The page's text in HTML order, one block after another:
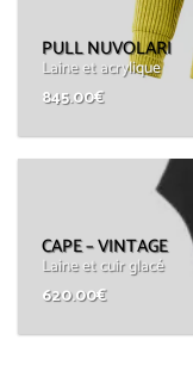
PULL NUVOLARI
Laine et acrylique
845.00€
CAPE – VINTAGE
Laine et cuir glacé
620.00€